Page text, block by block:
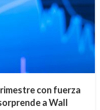
con fuerza
a Wall